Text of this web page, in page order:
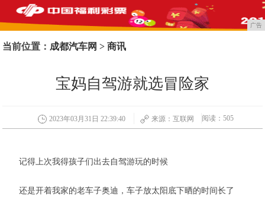
广告
当前位置： 成都汽车网 >商讯
宝妈自驾游就选冒险家
2023年03月31日 22:39:40 来源：互联网 阅读：505
记得上次我得孩子们出去自驾游玩的时候
还是开着我家的老车子奥迪，车子放太阳底️下晒的时间长了